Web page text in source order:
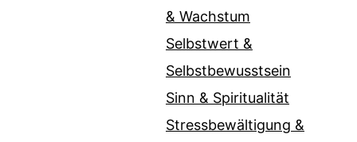
& Wachstum
Selbstwert &
Selbstbewusstsein
Sinn & Spiritualität
Stressbewältigung &